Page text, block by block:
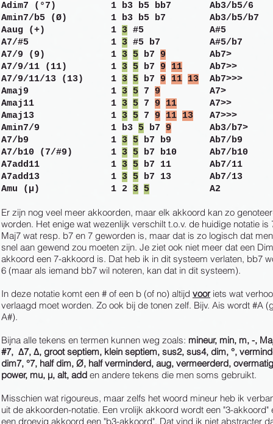
Adim7 (°7) 1 b3 b5 bb7 Ab3/b5/6
Amin7/b5 (Ø) 1 b3 b5 b7 Ab3/b5/b7
Aaug (+) 1 3 #5 A#5
A7/#5 1 3 #5 b7 A#5/b7
A7/9 (9) 1 3 5 b7 9 Ab7>
A7/9/11 (11) 1 3 5 b7 9 11 Ab7>>
A7/9/11/13 (13) 1 3 5 b7 9 11 13 Ab7>>>
Amaj9 1 3 5 7 9 A7>
Amaj11 1 3 5 7 9 11 A7>>
Amaj13 1 3 5 7 9 11 13 A7>>>
Amin7/9 1 b3 5 b7 9 Ab3/b7>
A7/b9 1 3 5 b7 b9 Ab7/b9
A7/b10 (7/#9) 1 3 5 b7 b10 Ab7/b10
A7add11 1 3 5 b7 11 Ab7/11
A7add13 1 3 5 b7 13 Ab7/13
Amu (μ) 1 2 3 5 A2
Er zijn nog veel meer akkoorden, maar elk akkoord kan zo
worden. Het enige wat wezenlijk verschilt t.o.v. de huidige notatie is
Maj7 wat resp. b7 en 7 geworden is, maar dat is zo logisch dat
snel aan gewend zou moeten zijn. Je ziet ook niet meer dat een
akkoord een 7-akkoord is. Dat heb ik in dit systeem verlaten, bb7
6 (maar als iemand bb7 wil noteren, kan dat in dit systeem).
In deze notatie komt een # of een b (of no) altijd vooriets wat
verlaagd moet worden. Zo ook bij de tonen zelf. Bijv. Ais wordt #A
A#).
Bijna alle tekens en termen kunnen weg zoals: mineur, min, m, -,
#7, Δ7, Δ, groot septiem, klein septiem, sus2, sus4, dim, °,
dim7, °7, half dim, Ø, half verminderd, aug, vermeerderd,
power, mu, μ, alt, add en andere tekens die men soms gebruikt.
Misschien wat rigoureus, maar zelfs het woord mineur heb ik
uit de akkoorden-notatie. Een vrolijk akkoord wordt een "3-akkoord"
een droevig akkoord een "b3-akkoord". Dat vind ik niet abstracter